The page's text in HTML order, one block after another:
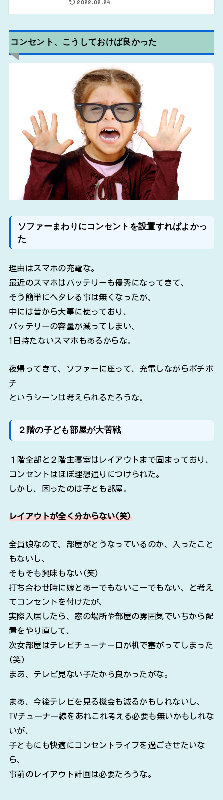
2022.02.24
コンセント、こうしておけば良かった
ソファーまわりにコンセントを設置すればよかっ
た
理由はスマホの充電な。
最近のスマホはバッテリーも優秀になってきて、
そう簡単にヘタレる事は無くなったが、
中には昔から大事に使っており、
バッテリーの容量が減ってしまい、
1日持たないスマホもあるからな。
夜帰ってきて、ソファーに座って、充電しながらポチポ
チ
というシーンは考えられるだろうな。
２階の子ども部屋が大苦戦
１階全部と２階主寝室はレイアウトまで固まっており、
コンセントはほぼ理想通りにつけられた。
しかし、困ったのは子ども部屋。
レイアウトが全く分からない(笑)
全員娘なので、部屋がどうなっているのか、入ったこと
もないし、
そもそも興味もない(笑)
打ち合わせ時に嫁とあーでもないこーでもない、と考え
てコンセントを付けたが、
実際入居したら、窓の場所や部屋の雰囲気でいちから配
置をやり直して、
次女部屋はテレビチューナー口が机で塞がってしまった
(笑)
まあ、テレビ見ない子だから良かったがな。
まあ、今後テレビを見る機会も減るかもしれないし、
TVチューナー線をあれこれ考える必要も無いかもしれな
いが、
子どもにも快適にコンセントライフを過ごさせたいな
ら、
事前のレイアウト計画は必要だろうな。